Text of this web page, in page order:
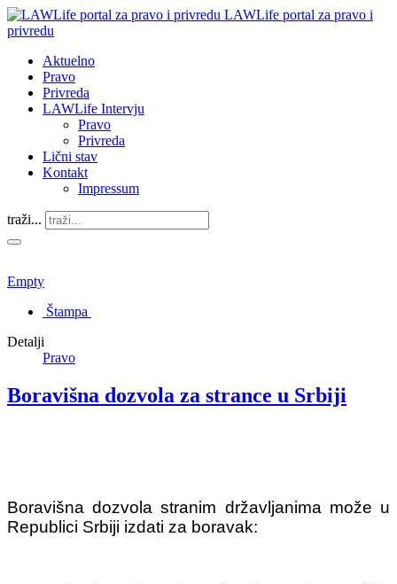
LAWLife portal za pravo i
privredu
Aktuelno
Pravo
Privreda
LAWLife Intervju
Pravo
Privreda
Lični stav
Kontakt
Impressum
traži...
Empty
Štampa
Detalji
Pravo
Boravišna dozvola za strance u Srbiji
Boravišna dozvola stranim državljanima može u
Republici Srbiji izdati za boravak: